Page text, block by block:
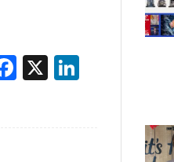
Facebook
X LinkedIn